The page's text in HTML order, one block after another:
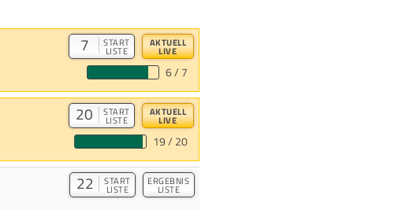
7 START
LISTE
AKTUELL
LIVE
6 / 7
20 START
LISTE
AKTUELL
LIVE
19 / 20
22 START
LISTE
ERGEBNIS
LISTE